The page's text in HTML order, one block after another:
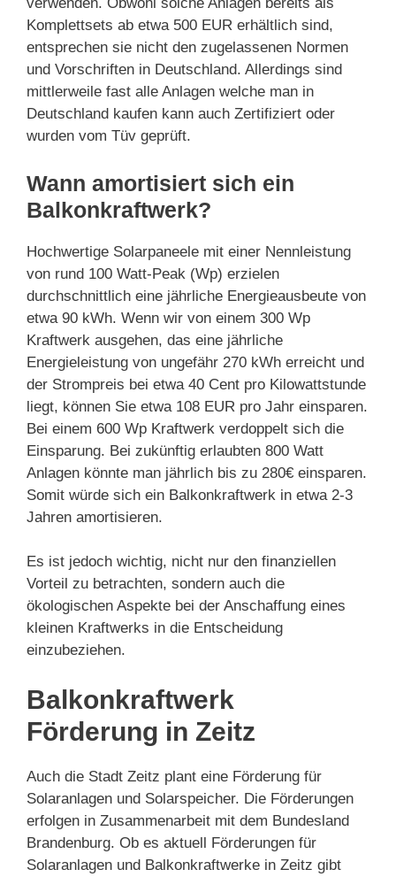
Komplettsets ab etwa 500 EUR erhältlich sind,
entsprechen sie nicht den zugelassenen Normen
und Vorschriften in Deutschland. Allerdings sind
mittlerweile fast alle Anlagen welche man in
Deutschland kaufen kann auch Zertifiziert oder
wurden vom Tüv geprüft.
Wann amortisiert sich ein
Balkonkraftwerk?
Hochwertige Solarpaneele mit einer Nennleistung
von rund 100 Watt-Peak (Wp) erzielen
durchschnittlich eine jährliche Energieausbeute von
etwa 90 kWh. Wenn wir von einem 300 Wp
Kraftwerk ausgehen, das eine jährliche
Energieleistung von ungefähr 270 kWh erreicht und
der Strompreis bei etwa 40 Cent pro Kilowattstunde
liegt, können Sie etwa 108 EUR pro Jahr einsparen.
Bei einem 600 Wp Kraftwerk verdoppelt sich die
Einsparung. Bei zukünftig erlaubten 800 Watt
Anlagen könnte man jährlich bis zu 280€ einsparen.
Somit würde sich ein Balkonkraftwerk in etwa 2-3
Jahren amortisieren.
Es ist jedoch wichtig, nicht nur den finanziellen
Vorteil zu betrachten, sondern auch die
ökologischen Aspekte bei der Anschaffung eines
kleinen Kraftwerks in die Entscheidung
einzubeziehen.
Balkonkraftwerk
Förderung in Zeitz
Auch die Stadt Zeitz plant eine Förderung für
Solaranlagen und Solarspeicher. Die Förderungen
erfolgen in Zusammenarbeit mit dem Bundesland
Brandenburg. Ob es aktuell Förderungen für
Solaranlagen und Balkonkraftwerke in Zeitz gibt